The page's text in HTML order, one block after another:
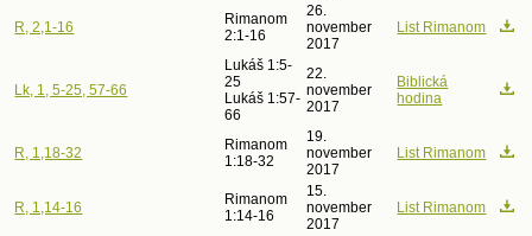
R, 2,1-16
Rimanom
2:1-16
26.
november
2017
List Rimanom
Lk, 1, 5-25, 57-66
Lukáš 1:5-
25
Lukáš 1:57-
66
22.
november
2017
Biblická
hodina
R, 1,18-32
Rimanom
1:18-32
19.
november
2017
List Rimanom
R, 1,14-16
Rimanom
1:14-16
15.
november
2017
List Rimanom